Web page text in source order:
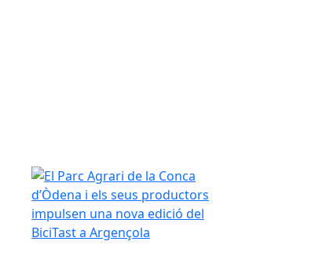
El Parc Agrari de la Conca d’Òdena i els seus